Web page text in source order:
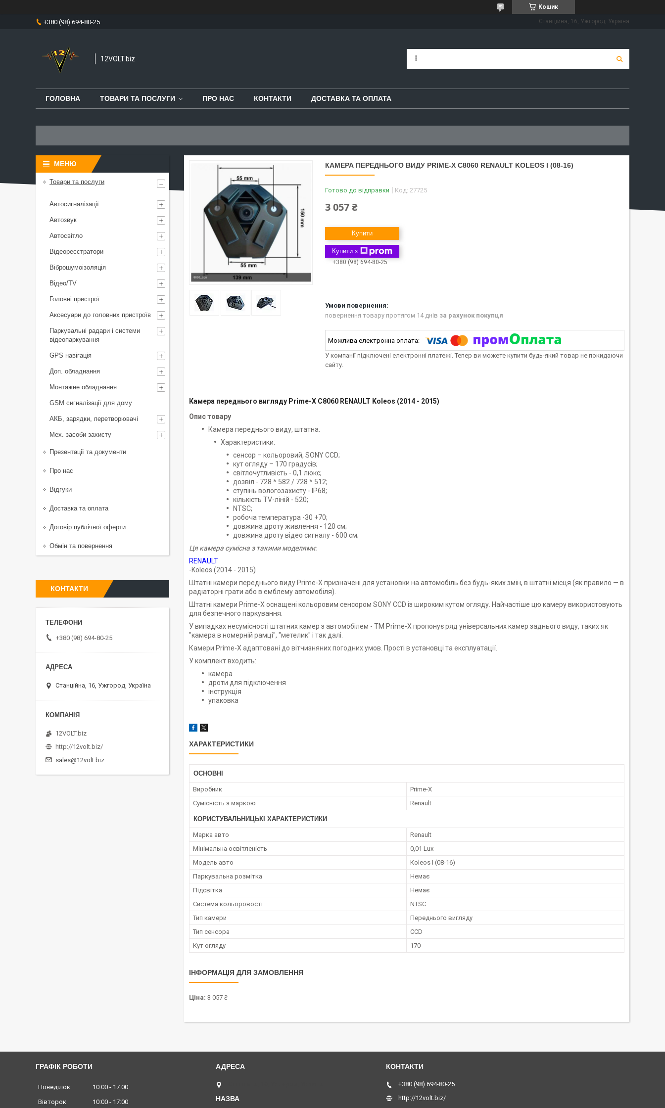
Кошик
+380 (98) 694-80-25 Станційна, 16, Ужгород, Україна
12VOLT.biz
ГОЛОВНА ТОВАРИ ТА ПОСЛУГИ ПРО НАС КОНТАКТИ ДОСТАВКА ТА ОПЛАТА
КАМЕРА ПЕРЕДНЬОГО ВИДУ PRIME-X С8060 RENAULT KOLEOS I (08-16)
Готово до відправки Код: 27725
3 057 ₴
Купити
Купити з
+380 (98) 694-80-25
повернення товару протягом 14 днів за рахунок покупця
У компанії підключені електронні платежі. Тепер ви можете купити будь-який товар не покидаючи
сайту.
Камера переднього вигляду Prime-X С8060 RENAULT Koleos (2014 - 2015)
Опис товару
Камера переднього виду, штатна.
Характеристики:
сенсор – кольоровий, SONY CCD;
кут огляду – 170 градусів;
світлочутливість - 0,1 люкс;
дозвіл - 728 * 582 / 728 * 512;
ступінь вологозахисту - IP68;
кількість TV-ліній - 520;
NTSC;
робоча температура -30 +70;
довжина дроту живлення - 120 см;
довжина дроту відео сигналу - 600 см;
Ця камера сумісна з такими моделями:
RENAULT
-Koleos (2014 - 2015)
Штатні камери переднього виду Prime-X призначені для установки на автомобіль без будь-яких змін, в штатні місця (як правило — в
радіаторні грати або в емблему автомобіля).
Штатні камери Prime-X оснащені кольоровим сенсором SONY CCD із широким кутом огляду. Найчастіше цю камеру використовують
для безпечного паркування.
У випадках несумісності штатних камер з автомобілем - TM Prime-X пропонує ряд універсальних камер заднього виду, таких як
"камера в номерній рамці", "метелик" і так далі.
Камери Prime-X адаптовані до вітчизняних погодних умов. Прості в установці та експлуатації.
У комплект входить:
камера
дроти для підключення
інструкція
упаковка
ХАРАКТЕРИСТИКИ
ОСНОВНІ
Виробник
Prime-X
Сумісність з маркою
Renault
КОРИСТУВАЛЬНИЦЬКІ ХАРАКТЕРИСТИКИ
Марка авто
Renault
Мінімальна освітленість
0,01 Lux
Модель авто
Koleos I (08-16)
Паркувальна розмітка
Немає
Підсвітка
Немає
Система кольоровості
NTSC
Тип камери
Переднього вигляду
Тип сенсора
CCD
Кут огляду
170
ІНФОРМАЦІЯ ДЛЯ ЗАМОВЛЕННЯ
Ціна: 3 057 ₴
Товари та послуги
Автосигналізації
Автозвук
Автосвітло
Відеореєстратори
Віброшумоізоляція
Відео/TV
Головні пристрої
Аксесуари до головних пристроїв
Паркувальні радари і системи
відеопаркування
GPS навігація
Доп. обладнання
Монтажне обладнання
GSM сигналізації для дому
АКБ, зарядки, перетворювачі
Мех. засоби захисту
Презентації та документи
Про нас
Відгуки
Доставка та оплата
Договір публічної оферти
Обмін та повернення
КОНТАКТИ
+380 (98) 694-80-25
Станційна, 16, Ужгород, Україна
12VOLT.biz
http://12volt.biz/
sales@12volt.biz
ГРАФІК РОБОТИ
Понеділок 10:00
17:00
Вівторок
10:00 17:00
+380 (98) 694-80-25
http://12volt.biz/